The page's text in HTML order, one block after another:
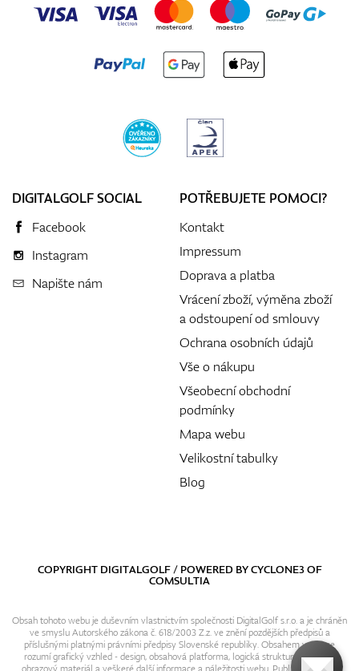
DIGITALGOLF SOCIAL
Facebook
Instagram
Napište nám
POTŘEBUJETE POMOCI?
Kontakt
Impressum
Doprava a platba
Vrácení zboží, výměna zboží
a odstoupení od smlouvy
Ochrana osobních údajů
Vše o nákupu
Všeobecní obchodní
podmínky
Mapa webu
Velikostní tabulky
Blog
COPYRIGHT DIGITALGOLF / POWERED BYCYCLONE3OF
COMSULTIA
Obsah tohoto webu je duševním vlastnictvím společnosti DigitalGolf s.r.o. a je chráněn
ve smyslu Autorského zákona č. 618/2003 Z.z. ve znění pozdějších předpisů a
příslušnými platnými právními předpisy Slovenské republiky. Obsahem webu se
rozumí grafický vzhled - design, obsahová platforma, logická struktura, textový i
obrazový materiál a veškeré další informace a náležitosti webu. Publikování resp.